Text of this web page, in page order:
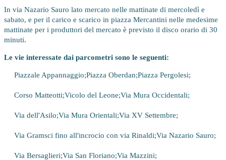
In via Nazario Sauro lato mercato nelle mattinate di mercoledì e
sabato, e per il carico e scarico in piazza Mercantini nelle medesime
mattinate per i produttori del mercato è previsto il disco orario di 30
minuti.
Le vie interessate dai parcometri sono le seguenti:
Piazzale Appannaggio;Piazza Oberdan;Piazza Pergolesi;
Corso Matteotti;Vicolo del Leone;Via Mura Occidentali;
Via dell'Asilo;Via Mura Orientali;Via XV Settembre;
Via Gramsci fino all'incrocio con via Rinaldi;Via Nazario Sauro;
Via Bersaglieri;Via San Floriano;Via Mazzini;